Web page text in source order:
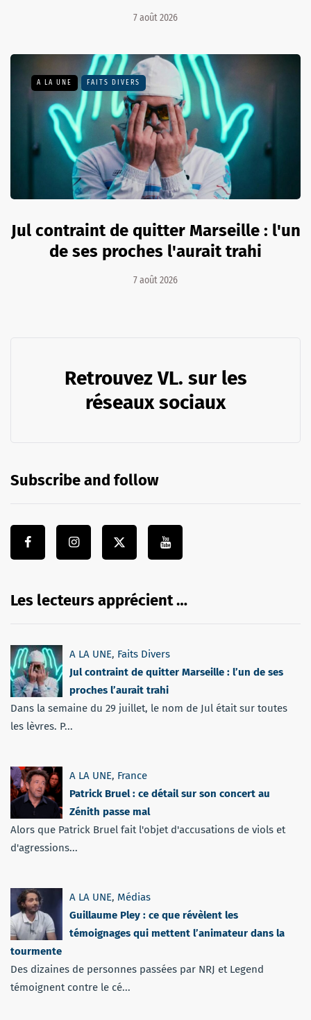
7 août 2026
A LA UNE FAITS DIVERS
Jul contraint de quitter Marseille : l'un
de ses proches l'aurait trahi
7 août 2026
Retrouvez VL. sur les
réseaux sociaux
Subscribe and follow
Les lecteurs apprécient …
A LA UNE, Faits Divers
Jul contraint de quitter Marseille : l’un de ses
proches l’aurait trahi
Dans la semaine du 29 juillet, le nom de Jul était sur toutes
les lèvres. P...
A LA UNE, France
Patrick Bruel : ce détail sur son concert au
Zénith passe mal
Alors que Patrick Bruel fait l'objet d'accusations de viols et
d'agressions...
A LA UNE, Médias
Guillaume Pley : ce que révèlent les
témoignages qui mettent l’animateur dans la
tourmente
Des dizaines de personnes passées par NRJ et Legend
témoignent contre le cé...